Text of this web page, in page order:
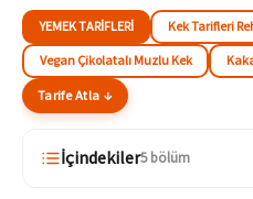
YEMEK TARIFLERI Kek Tarifleri
Vegan Çikolatalı Muzlu Kek
Tarife Atla ↓
İçindekiler5 bölüm